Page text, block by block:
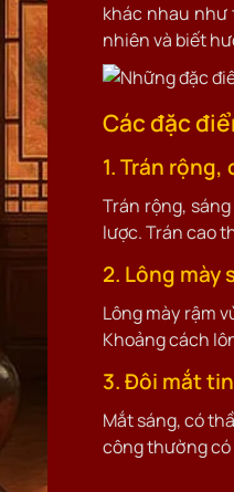
khác nhau như
nhiên và biết
Các đặc
1. Trán rộng,
Trán rộng,
lược. Trán cao
2. Lông mày
Lông mày rậm
Khoảng cách
3. Đôi mắt
Mắt sáng, có
công thường